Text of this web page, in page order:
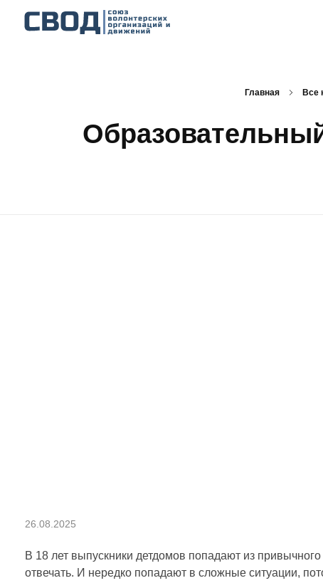
Главная Все
О
б
26.08.2025
В 18 лет выпускники детдомов попадают из
отвечать. И нередко попадают в сложные ситуации,